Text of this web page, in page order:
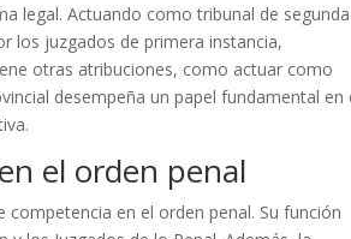
legal. Actuando como tribunal de segunda
los juzgados de primera instancia,
otras atribuciones, como actuar como
desempeña un papel fundamental en
el orden penal
competencia en el orden penal. Su función